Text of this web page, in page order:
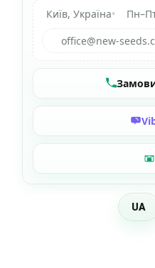
Київ, Україна•
office@new-
UA